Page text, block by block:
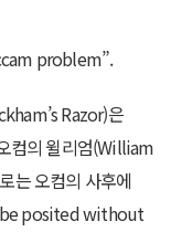
problem”.
Razor)은
컴의 윌리엄(William
는 오컴의 사후에
be posited without